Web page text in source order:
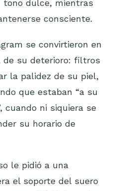
dulce, mientras
consciente.
se convirtieron en
de su deterioro: filtros
la palidez de su piel,
que estaban “a su
cuando ni siquiera se
su horario de
le pidió a una
el soporte del suero